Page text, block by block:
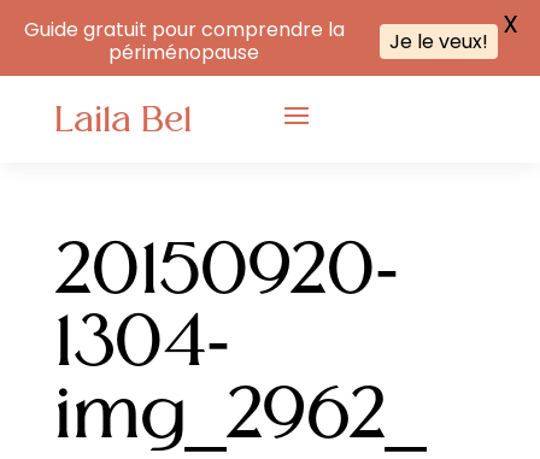
Laila Bel
20150920-
1304-
img_2962_
Guide gratuit pour comprendre la
périménopause
Je le veux! X